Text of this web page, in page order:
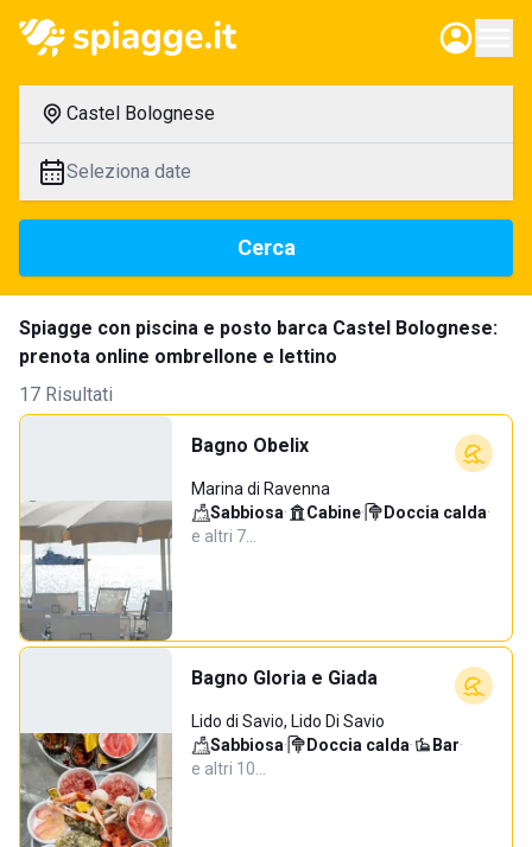
Castel Bolognese
Seleziona date
Cerca
Spiagge con piscina e posto barca Castel Bolognese:
prenota online ombrellone e lettino
17 Risultati
Bagno Obelix
Marina di Ravenna
Sabbiosa· Cabine· Doccia calda·
e altri 7…
Bagno Gloria e Giada
Lido di Savio, Lido Di Savio
Sabbiosa· Doccia calda· Bar·
e altri 10…